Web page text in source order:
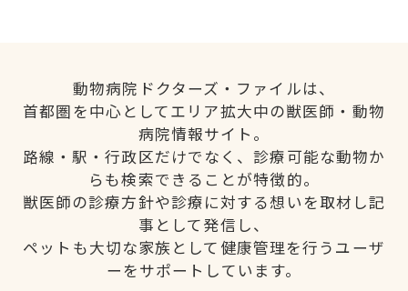
動物病院ドクターズ・ファイルは、
首都圏を中心としてエリア拡大中の獣医師・動物
病院情報サイト。
路線・駅・行政区だけでなく、診療可能な動物か
らも検索できることが特徴的。
獣医師の診療方針や診療に対する想いを取材し記
事として発信し、
ペットも大切な家族として健康管理を行うユーザ
ーをサポートしています。